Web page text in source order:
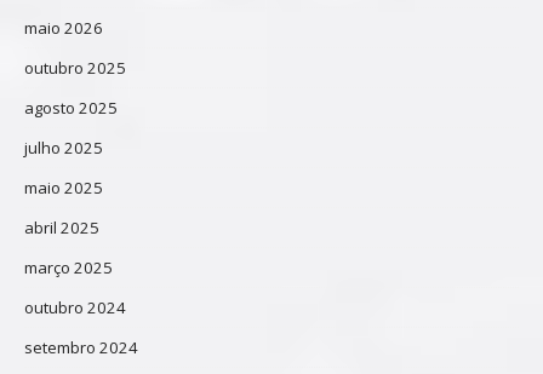
maio 2026
outubro 2025
agosto 2025
julho 2025
maio 2025
abril 2025
março 2025
outubro 2024
setembro 2024